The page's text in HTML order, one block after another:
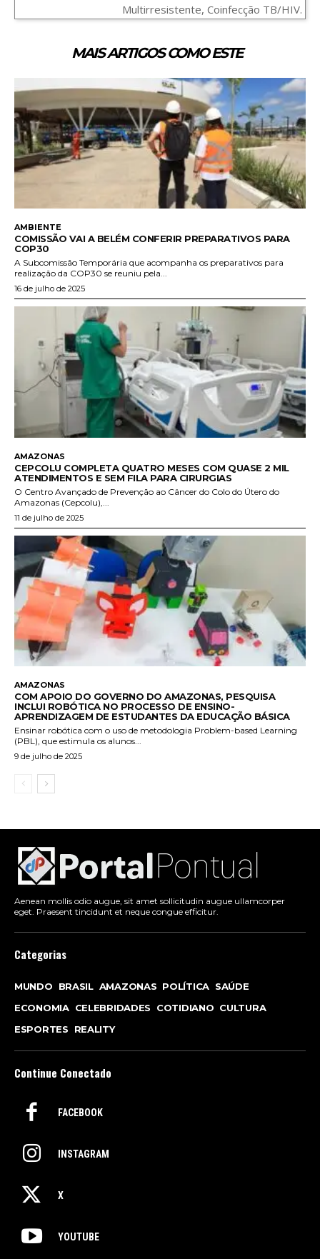
Multirresistente, Coinfecção TB/HIV.
MAIS ARTIGOS COMO ESTE
AMBIENTE
COMISSÃO VAI A BELÉM CONFERIR PREPARATIVOS PARA
COP30
A Subcomissão Temporária que acompanha os preparativos para
realização da COP30 se reuniu pela...
16 de julho de 2025
AMAZONAS
CEPCOLU COMPLETA QUATRO MESES COM QUASE 2 MIL
ATENDIMENTOS E SEM FILA PARA CIRURGIAS
O Centro Avançado de Prevenção ao Câncer do Colo do Útero do
Amazonas (Cepcolu),...
11 de julho de 2025
AMAZONAS
COM APOIO DO GOVERNO DO AMAZONAS, PESQUISA
INCLUI ROBÓTICA NO PROCESSO DE ENSINO-
APRENDIZAGEM DE ESTUDANTES DA EDUCAÇÃO BÁSICA
Ensinar robótica com o uso de metodologia Problem-based Learning
(PBL), que estimula os alunos...
9 de julho de 2025
Aenean mollis odio augue, sit amet sollicitudin augue ullamcorper
eget. Praesent tincidunt et neque congue efficitur.
Categorias
MUNDO BRASIL AMAZONAS POLÍTICA SAÚDE
ECONOMIA CELEBRIDADES COTIDIANO CULTURA
ESPORTES
REALITY
Continue Conectado
FACEBOOK
INSTAGRAM
X
YOUTUBE